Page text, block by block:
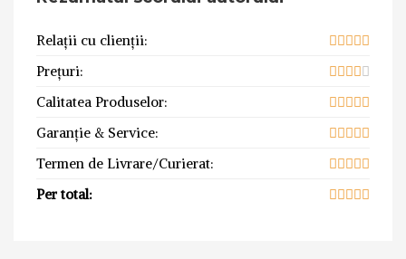
Relații cu clienții:
Prețuri:
Calitatea Produselor:
Garanție & Service:
Termen de Livrare/Curierat:
Per total: